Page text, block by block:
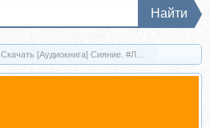
Найти
Скачать [Аудиокнига] Сияние. #Любовь без